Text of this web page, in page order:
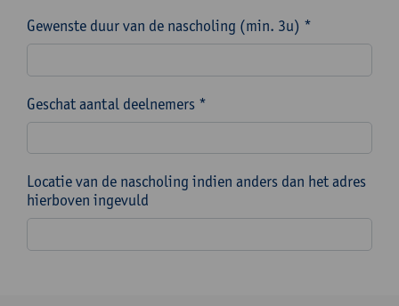
Gewenste duur van de nascholing (min. 3u) *
Geschat aantal deelnemers *
Locatie van de nascholing indien anders dan het adres
hierboven ingevuld